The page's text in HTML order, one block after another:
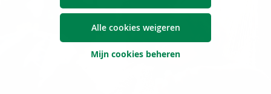
Alle cookies weigeren
Mijn cookies beheren